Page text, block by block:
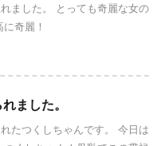
ました。 とっても奇麗な女の
に奇麗！
ました。
たつくしちゃんです。 今日は